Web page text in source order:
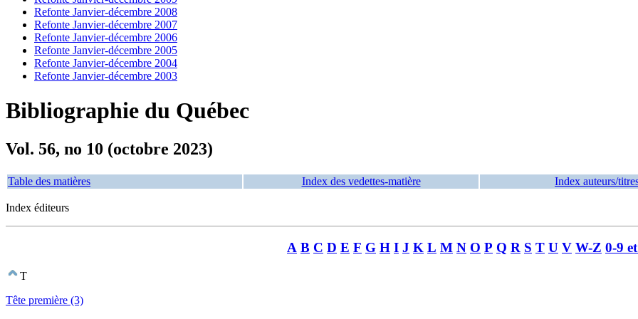
Refonte Janvier-décembre 2008
Refonte Janvier-décembre 2007
Refonte Janvier-décembre 2006
Refonte Janvier-décembre 2005
Refonte Janvier-décembre 2004
Refonte Janvier-décembre 2003
Bibliographie du Québec
Vol. 56, no 10 (octobre 2023)
Table des matières Index des vedettes-matière Index auteurs/
Index éditeurs
A B C D E F G H I J K L M N O P Q R S T U V W-Z 0-9
T
Tête première (3)